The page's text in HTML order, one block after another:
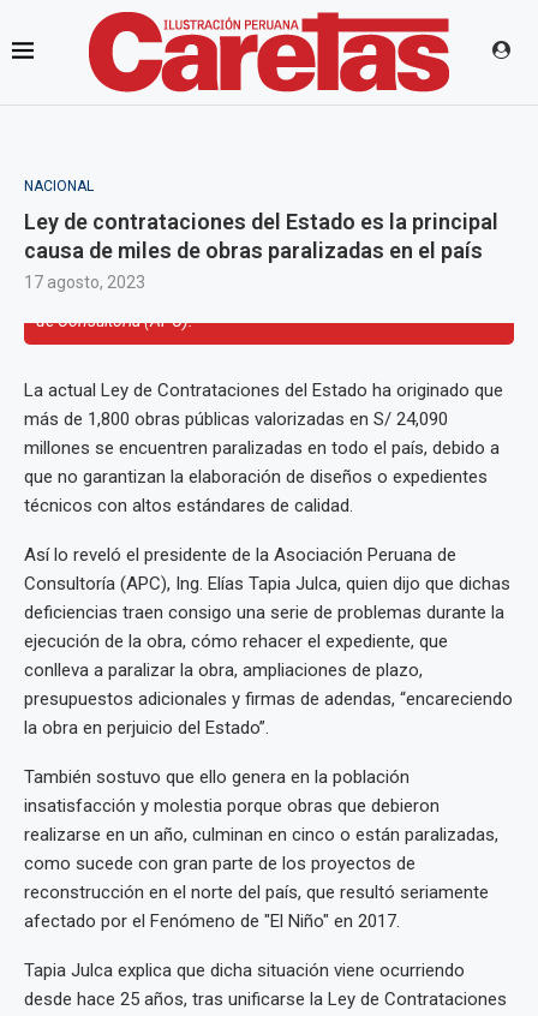
NACIONAL
Ley de contrataciones del Estado es la principal
causa de miles de obras paralizadas en el país
17 agosto, 2023
Ingeniero Elías Tapia Julca, presidente de la Asociación Peruana
de Consultoría (APC).
La actual Ley de Contrataciones del Estado ha originado que
más de 1,800 obras públicas valorizadas en S/ 24,090
millones se encuentren paralizadas en todo el país, debido a
que no garantizan la elaboración de diseños o expedientes
técnicos con altos estándares de calidad.
Así lo reveló el presidente de la Asociación Peruana de
Consultoría (APC), Ing. Elías Tapia Julca, quien dijo que dichas
deficiencias traen consigo una serie de problemas durante la
ejecución de la obra, cómo rehacer el expediente, que
conlleva a paralizar la obra, ampliaciones de plazo,
presupuestos adicionales y firmas de adendas, “encareciendo
la obra en perjuicio del Estado”.
También sostuvo que ello genera en la población
insatisfacción y molestia porque obras que debieron
realizarse en un año, culminan en cinco o están paralizadas,
como sucede con gran parte de los proyectos de
reconstrucción en el norte del país, que resultó seriamente
afectado por el Fenómeno de "El Niño" en 2017.
Tapia Julca explica que dicha situación viene ocurriendo
desde hace 25 años, tras unificarse la Ley de Contrataciones